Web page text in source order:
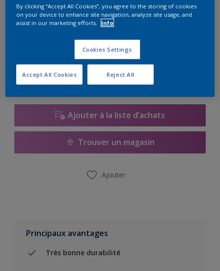
1L 2,5L 5L
Ajouter à la liste d’achats
Trouver un magasin
Ajouter
Principaux avantages
Très bonne durabilité
By clicking “Accept All Cookies”, you agree to the storing of cookies
on your device to enhance site navigation, analyze site usage, and
assist in our marketing efforts.
Info
Cookies Settings
Reject All
Accept All Cookies